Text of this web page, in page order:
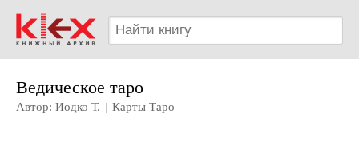
Ведическое таро
Автор: Иодко Т. | Карты Таро